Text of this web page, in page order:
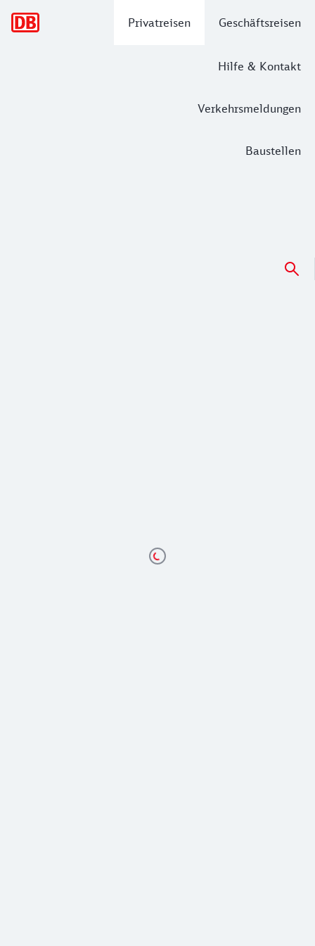
Privatreisen Geschäftsreisen
Hilfe & Kontakt
Verkehrsmeldungen
Baustellen